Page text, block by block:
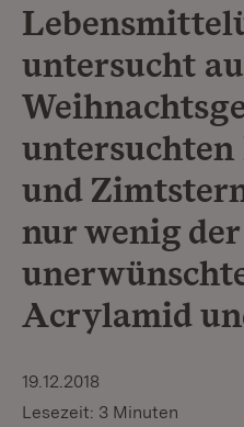
untersucht
und
nur wenig der
Acrylamid
19.12.2018
Lesezeit: 3 Minuten